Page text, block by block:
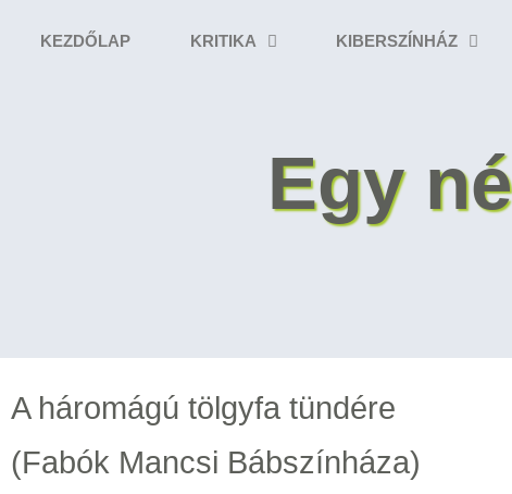
KEZDŐLAP KRITIKA KIBERSZÍNHÁZ
Egy
A háromágú tölgyfa tündére
(Fabók Mancsi Bábszínháza)